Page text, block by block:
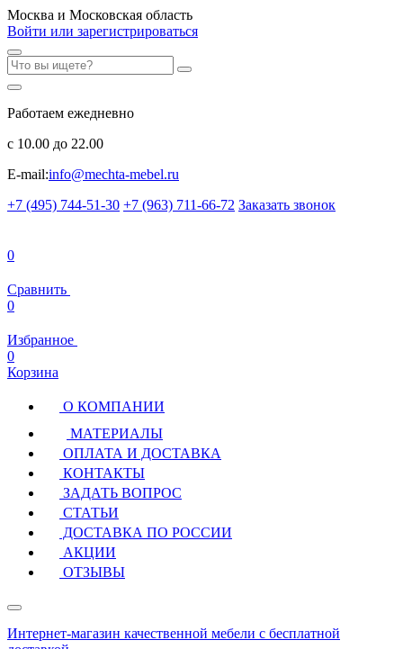
Москва и Московская область
Войти или зарегистрироваться
Работаем ежедневно
с 10.00 до 22.00
E-mail:info@mechta-mebel.ru
+7 (495) 744-51-30 +7 (963) 711-66-72 Заказать звонок
0
Сравнить
0
Избранное
0
Корзина
О КОМПАНИИ
МАТЕРИАЛЫ
ОПЛАТА И ДОСТАВКА
КОНТАКТЫ
ЗАДАТЬ ВОПРОС
СТАТЬИ
ДОСТАВКА ПО РОССИИ
АКЦИИ
ОТЗЫВЫ
Интернет-магазин качественной мебели с бесплатной